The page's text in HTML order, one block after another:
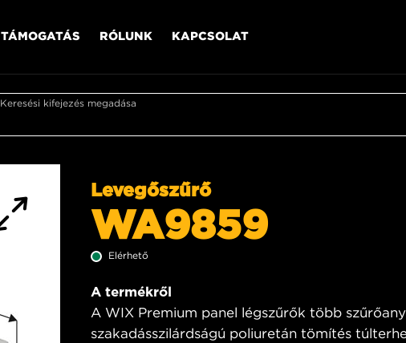
TÁMOGATÁS RÓLUNK KAPCSOLAT
Keresési kifejezés megadása
Levegőszűrő
WA9859
Elérhető
A termékről
A WIX Premium panel légszűrők több
szakadásszilárdságú poliuretán tömítés